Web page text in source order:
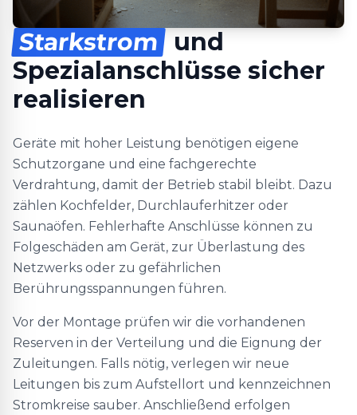
Starkstrom
und
Spezialanschlüsse sicher
realisieren
Geräte mit hoher Leistung benötigen eigene
Schutzorgane und eine fachgerechte
Verdrahtung, damit der Betrieb stabil bleibt. Dazu
zählen Kochfelder, Durchlauferhitzer oder
Saunaöfen. Fehlerhafte Anschlüsse können zu
Folgeschäden am Gerät, zur Überlastung des
Netzwerks oder zu gefährlichen
Berührungsspannungen führen.
Vor der Montage prüfen wir die vorhandenen
Reserven in der Verteilung und die Eignung der
Zuleitungen. Falls nötig, verlegen wir neue
Leitungen bis zum Aufstellort und kennzeichnen
Stromkreise sauber. Anschließend erfolgen